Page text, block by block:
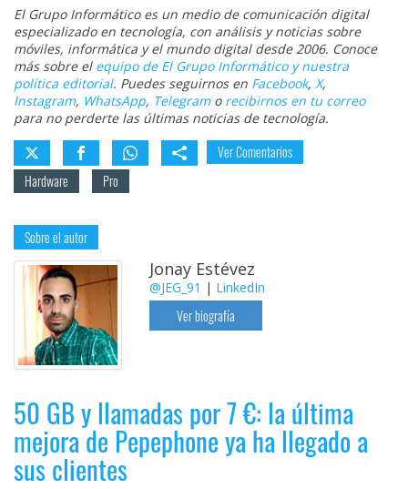
El Grupo Informático es un medio de comunicación digital
especializado en tecnología, con análisis y noticias sobre
móviles, informática y el mundo digital desde 2006. Conoce
más sobre el equipo de El Grupo Informático y nuestra
política editorial. Puedes seguirnos en Facebook, X,
Instagram, WhatsApp, Telegramo recibirnos en tu correo
para no perderte las últimas noticias de tecnología.
Ver Comentarios
Hardware
Pro
Sobre el autor
Jonay Estévez
@JEG_91 | LinkedIn
Ver biografía
50 GB y llamadas por 7 €: la última
mejora de Pepephone ya ha llegado a
sus clientes